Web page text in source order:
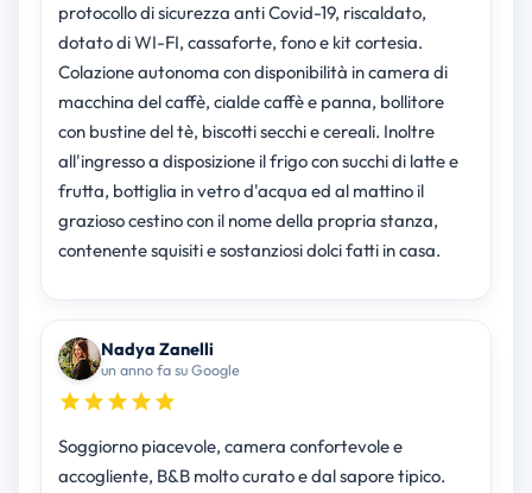
protocollo di sicurezza anti Covid-19, riscaldato,
dotato di WI-FI, cassaforte, fono e kit cortesia.
Colazione autonoma con disponibilità in camera di
macchina del caffè, cialde caffè e panna, bollitore
con bustine del tè, biscotti secchi e cereali. Inoltre
all'ingresso a disposizione il frigo con succhi di latte e
frutta, bottiglia in vetro d'acqua ed al mattino il
grazioso cestino con il nome della propria stanza,
contenente squisiti e sostanziosi dolci fatti in casa.
Nadya Zanelli
un anno fa su Google
Soggiorno piacevole, camera confortevole e
accogliente, B&B molto curato e dal sapore tipico.